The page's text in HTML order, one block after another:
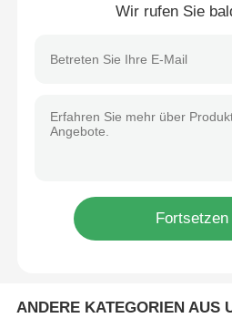
Wir rufen Sie
ANDERE KATEGORIEN AUS